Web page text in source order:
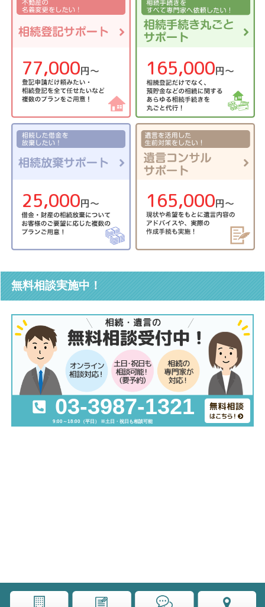
77,000円〜 165,000円〜
25,000円〜 165,000円〜
無料相談実施中！
03-3987-1321
9:00～18:00（平日） ※土日・祝日も相談可能